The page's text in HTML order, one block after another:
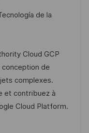
de la
Cloud GCP
conception de
complexes.
et contribuez à
Cloud Platform.